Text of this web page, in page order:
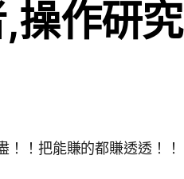
操作研究
！把能賺的都賺透透！！